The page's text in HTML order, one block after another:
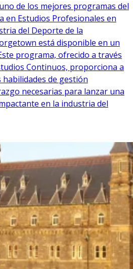
de los mejores programas del
en Estudios Profesionales en
del Deporte de la
está disponible en un
programa, ofrecido a través
Continuos, proporciona a
de gestión
necesarias para lanzar una
en la industria del